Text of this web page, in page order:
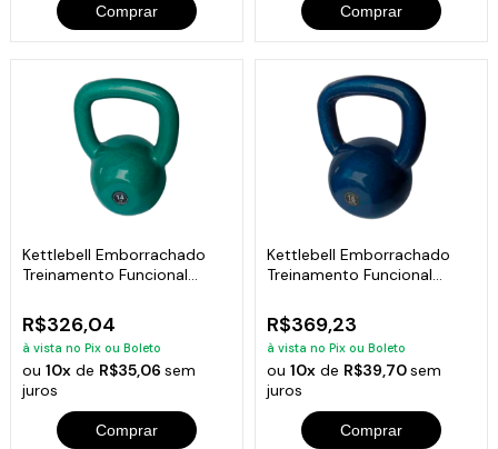
Comprar Comprar
Kettlebell Emborrachado
Treinamento Funcional
R$326,04
à vista no Pix ou Boleto
ou10x de R$35,06sem
juros
Comprar
Kettlebell Emborrachado
Treinamento Funcional
R$369,23
à vista no Pix ou Boleto
ou 10xde R$39,70sem
juros
Comprar